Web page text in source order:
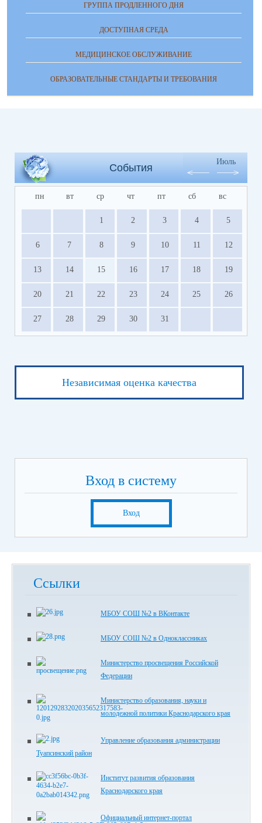
ГРУППА ПРОДЛЕННОГО ДНЯ
ДОСТУПНАЯ СРЕДА
МЕДИЦИНСКОЕ ОБСЛУЖИВАНИЕ
ОБРАЗОВАТЕЛЬНЫЕ СТАНДАРТЫ И ТРЕБОВАНИЯ
События
Июль
пн вт ср чт пт сб вс
1 2 3 4 5
6 7 8 9 10 11 12
13 14 15 16 17 18 19
20 21 22 23 24 25 26
27 28 29 30 31
Независимая оценка качества
Вход в систему
Вход
Ссылки
МБОУ СОШ №2 в ВКонтакте
МБОУ СОШ №2 в Одноклассниках
Министерство просвещения Российской
Федерации
Министерство образования, науки и
молодежной политики Краснодарского края
Управление образования администрации
Туапсинский район
Институт развития образования
Краснодарского края
Официальный интернет-портал